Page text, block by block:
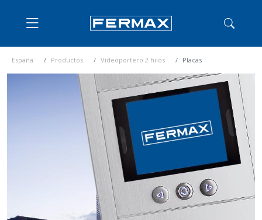
España Productos Videoportero 2 hilos Placas